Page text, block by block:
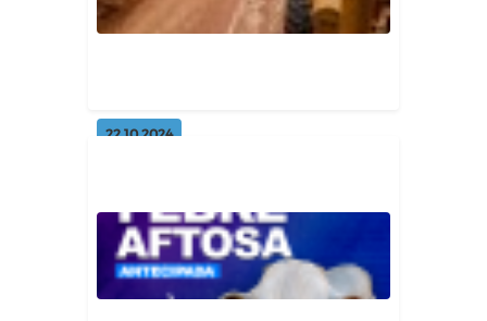
22.10.2024
Recuperação das estradas
vicinais.